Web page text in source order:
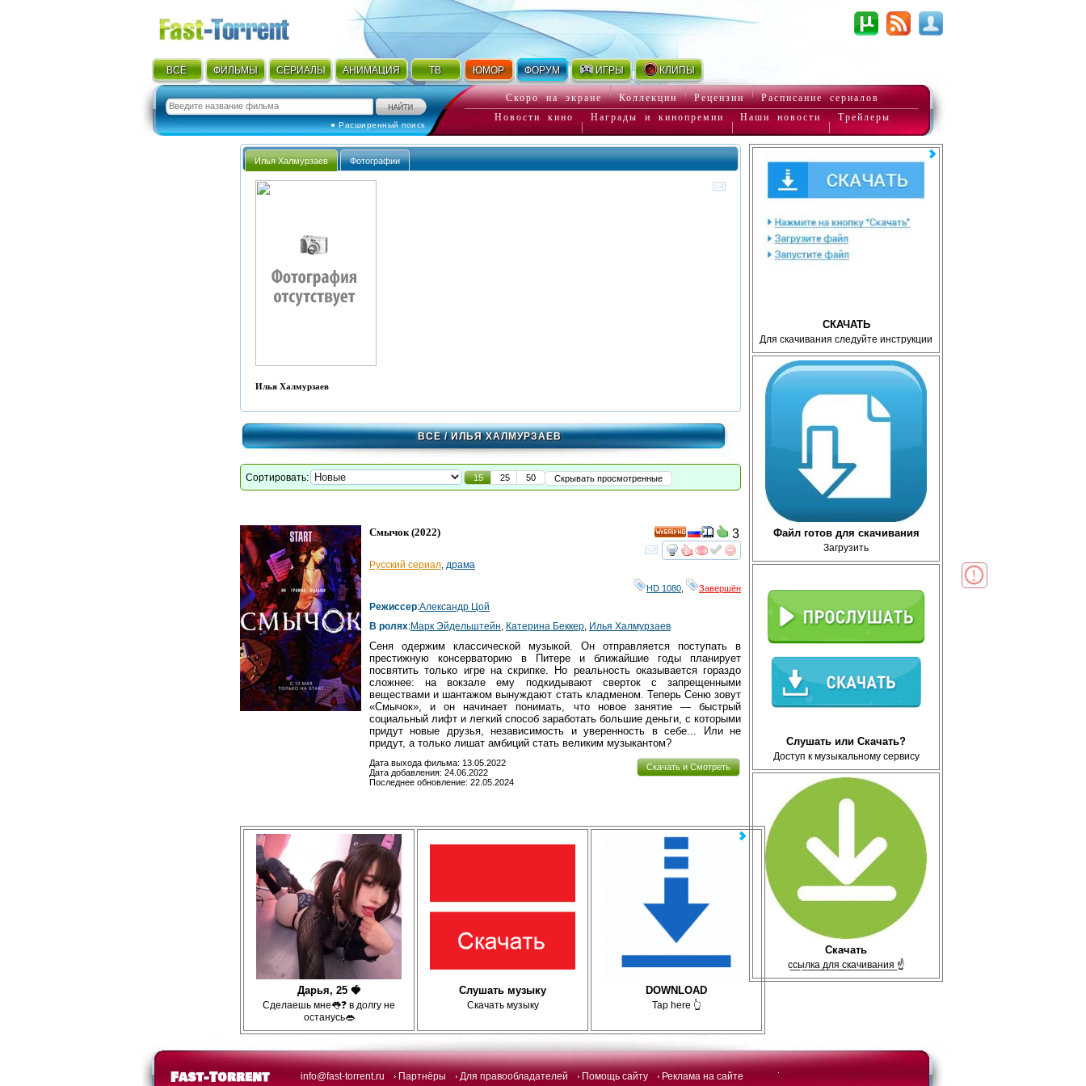
ВСЁ ФИЛЬМЫ СЕРИАЛЫ АНИМАЦИЯ ТВ ЮМОР ФОРУМ ИГРЫ КЛИПЫ
● Расширенный поиск
Скоро на экране Коллекции Рецензии
Расписание сериалов
Новости кино
Награды и кинопремии Наши новости Трейлеры
СКАЧАТЬ
Для скачивания следуйте инструкции
Файл готов для скачивания
Загрузить
Слушать или Скачать?
Доступ к музыкальному сервису
Скачать
с̲с̲ы̲л̲к̲а̲ ̲д̲л̲я̲ ̲с̲к̲а̲ч̲и̲в̲а̲н̲и̲я̲ ☝
Илья Халмурзаев Фотографии
Илья Халмурзаев
ВСЁ/ ИЛЬЯ ХАЛМУРЗАЕВ
Сортировать: 15 25 50 Скрывать просмотренные
смотретьинтересует
HD
3
Смычок(2022)
Русский сериал, драма
HD 1080 Завершён
Режиссер:Александр Цой
В ролях:Марк Эйдельштейн, Катерина Беккер, Илья Халмурзаев
Сеня одержим классической музыкой. Он отправляется поступать в
престижную консерваторию в Питере и ближайшие годы планирует
посвятить только игре на скрипке. Но реальность оказывается гораздо
сложнее: на вокзале ему подкидывают сверток с запрещенными
веществами и шантажом вынуждают стать кладменом. Теперь Сеню зовут
«Смычок», и он начинает понимать, что новое занятие — быстрый
социальный лифт и легкий способ заработать большие деньги, с которыми
придут новые друзья, независимость и уверенность в себе... Или не
придут, а только лишат амбиций стать великим музыкантом?
Скачать и Смотреть
Дата выхода фильма: 13.05.2022
Дата добавления: 24.06.2022
Последнее обновление: 22.05.2024
Дарья, 25 🍓
Сделаешь мне👅❓ в долгу не
останусь👄
Слушать музыку
Скачать музыку
DOWNLOAD
Tap here 👆
info@fast-torrent.ru Партнёры Для правообладателей Помощь сайту Реклама на сайте